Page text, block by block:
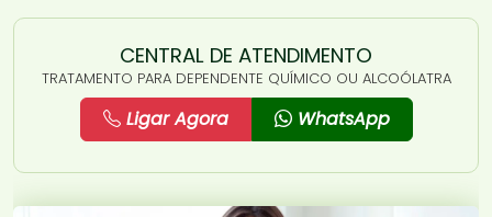
CENTRAL DE ATENDIMENTO
TRATAMENTO PARA DEPENDENTE QUÍMICO OU ALCOÓLATRA
Ligar Agora WhatsApp